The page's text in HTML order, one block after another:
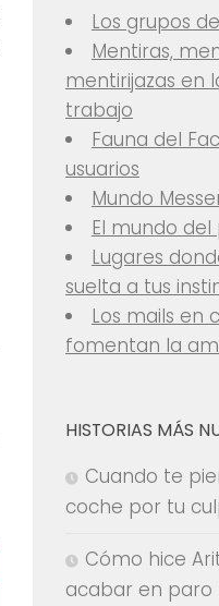
Los grupos
Mentiras,
mentirijazas en
trabajo
Fauna del
usuarios
Mundo
El mundo
Lugares
suelta a tus
Los mails en
fomentan la
HISTORIAS MÁS
Cuando te
coche por tu
Cómo hice
acabar en paro